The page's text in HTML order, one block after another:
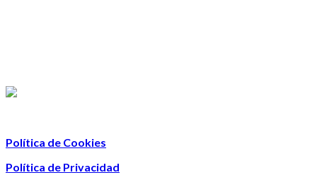
Política de Cookies
Política de Privacidad